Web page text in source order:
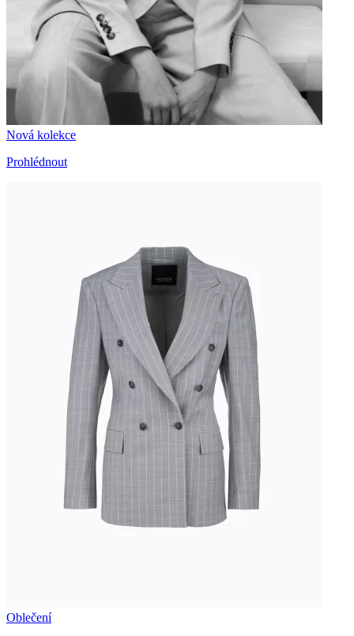
Nová kolekce
Prohlédnout
Oblečení